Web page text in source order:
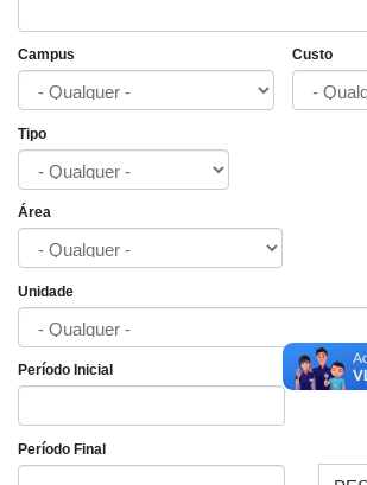
Campus Custo
Tipo
Área
Unidade
Período Inicial
Período Final